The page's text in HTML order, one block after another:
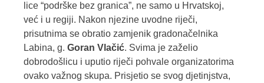
lice “podrške bez granica”, ne samo u Hrvatskoj,
već i u regiji. Nakon njezine uvodne riječi,
prisutnima se obratio zamjenik gradonačelnika
Labina, g. Goran Vlačić. Svima je zaželio
dobrodošlicu i uputio riječi pohvale organizatorima
ovako važnog skupa. Prisjetio se svog djetinjstva,